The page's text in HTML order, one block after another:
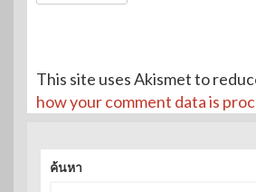
This site uses Akismet to
how your comment data is
ค้นหา